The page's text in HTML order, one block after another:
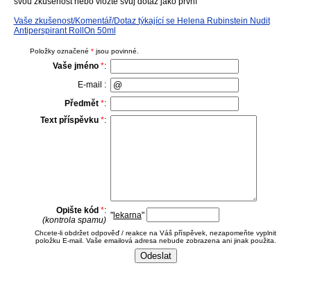
Vaše zkušenost/Komentář/Dotaz týkající se Helena Rubinstein Nudit
Antiperspirant RollOn 50ml
Položky označené * jsou povinné.
Vaše jméno *:
E-mail :
Předmět *:
Text příspěvku *:
Opište kód *:
(kontrola spamu) " lekarna"
Chcete-li obdržet odpověď / reakce na Váš příspěvek, nezapomeňte vyplnit
položku E-mail. Vaše emailová adresa nebude zobrazena ani jinak použita.